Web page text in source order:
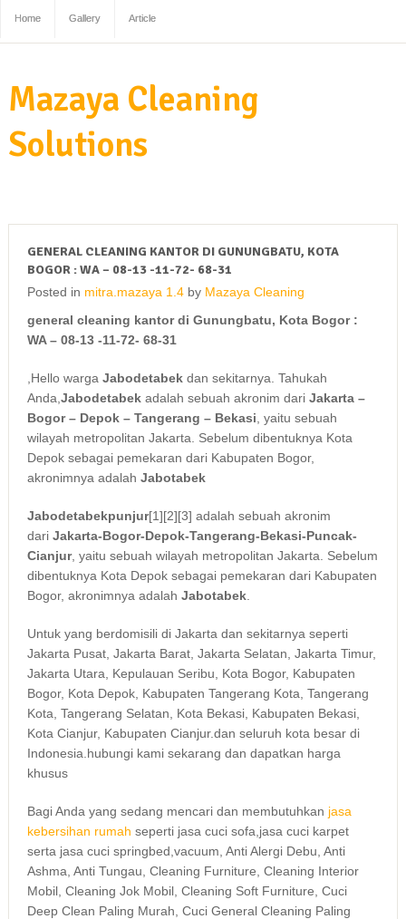
Home Gallery Article
Mazaya Cleaning
Solutions
GENERAL CLEANING KANTOR DI GUNUNGBATU, KOTA
BOGOR : WA – 08-13 -11-72- 68-31
Posted in mitra.mazaya 1.4by Mazaya Cleaning
general cleaning kantor di Gunungbatu, Kota Bogor :
WA – 08-13 -11-72- 68-31
,Hello warga Jabodetabek dan sekitarnya. Tahukah
Anda, Jabodetabekadalah sebuah akronim dari Jakarta –
Bogor – Depok – Tangerang – Bekasi , yaitu sebuah
wilayah metropolitan Jakarta. Sebelum dibentuknya Kota
Depok sebagai pemekaran dari Kabupaten Bogor,
akronimnya adalah Jabotabek
Jabodetabekpunjur[1][2][3] adalah sebuah akronim
dari Jakarta-Bogor-Depok-Tangerang-Bekasi-Puncak-
Cianjur, yaitu sebuah wilayah metropolitan Jakarta. Sebelum
dibentuknya Kota Depok sebagai pemekaran dari Kabupaten
Bogor, akronimnya adalah Jabotabek.
Untuk yang berdomisili di Jakarta dan sekitarnya seperti
Jakarta Pusat, Jakarta Barat, Jakarta Selatan, Jakarta Timur,
Jakarta Utara, Kepulauan Seribu, Kota Bogor, Kabupaten
Bogor, Kota Depok, Kabupaten Tangerang Kota, Tangerang
Kota, Tangerang Selatan, Kota Bekasi, Kabupaten Bekasi,
Kota Cianjur, Kabupaten Cianjur.dan seluruh kota besar di
Indonesia.hubungi kami sekarang dan dapatkan harga
khusus
Bagi Anda yang sedang mencari dan membutuhkan jasa
kebersihan rumah seperti jasa cuci sofa,jasa cuci karpet
serta jasa cuci springbed,vacuum, Anti Alergi Debu, Anti
Ashma, Anti Tungau, Cleaning Furniture, Cleaning Interior
Mobil, Cleaning Jok Mobil, Cleaning Soft Furniture, Cuci
Deep Clean Paling Murah, Cuci General Cleaning Paling